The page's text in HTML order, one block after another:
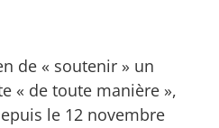
de « soutenir » un
« de toute manière »,
le 12 novembre